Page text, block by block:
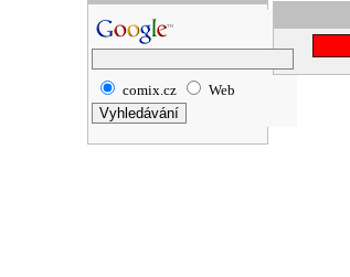
comix.cz Web